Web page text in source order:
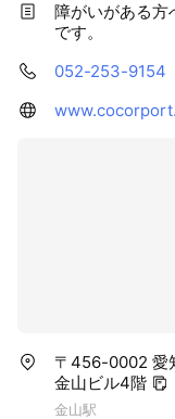
障がいがある方
です。
052-253-9154
〒456-0002 愛
金山ビル4階
金山駅